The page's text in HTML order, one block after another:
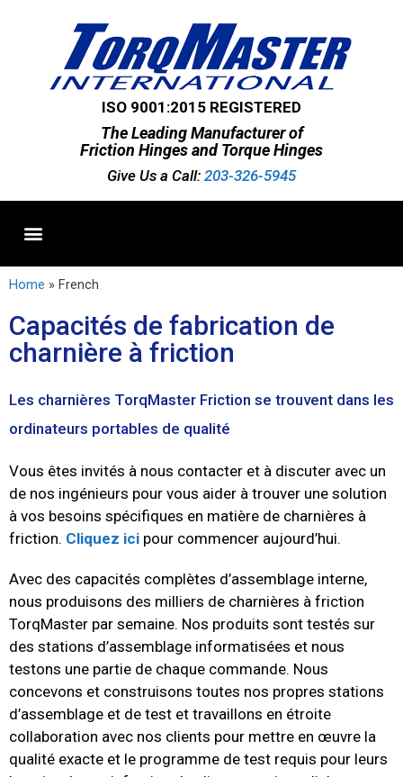
ISO 9001:2015 REGISTERED
The Leading Manufacturer of
Friction Hinges and Torque Hinges
Give Us a Call: 203-326-5945
Home » French
Capacités de fabrication de
charnière à friction
Les charnières TorqMaster Friction se trouvent dans les
ordinateurs portables de qualité
Vous êtes invités à nous contacter et à discuter avec un
de nos ingénieurs pour vous aider à trouver une solution
à vos besoins spécifiques en matière de charnières à
friction. Cliquez ici pour commencer aujourd’hui.
Avec des capacités complètes d’assemblage interne,
nous produisons des milliers de charnières à friction
TorqMaster par semaine. Nos produits sont testés sur
des stations d’assemblage informatisées et nous
testons une partie de chaque commande. Nous
concevons et construisons toutes nos propres stations
d’assemblage et de test et travaillons en étroite
collaboration avec nos clients pour mettre en œuvre la
qualité exacte et le programme de test requis pour leurs